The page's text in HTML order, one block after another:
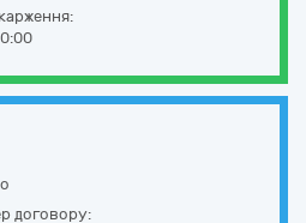
договору: